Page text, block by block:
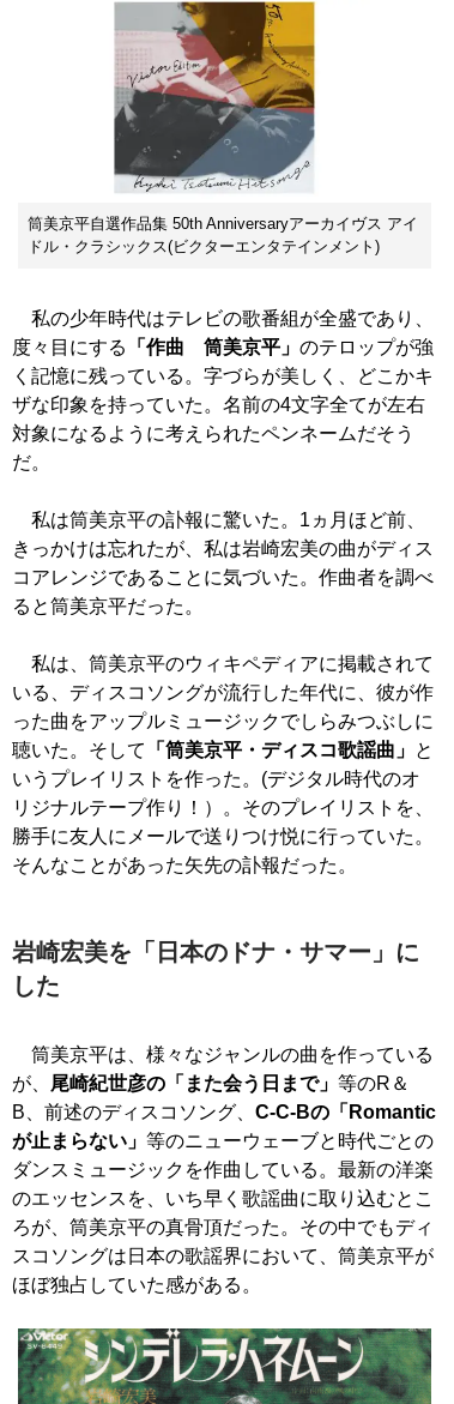
筒美京平自選作品集 50th Anniversaryアーカイヴス アイ
ドル・クラシックス(ビクターエンタテインメント)
私の少年時代はテレビの歌番組が全盛であり、
度々目にする
「作曲 筒美京平」 のテロップが強
く記憶に残っている。字づらが美しく、どこかキ
ザな印象を持っていた。名前の4文字全てが左右
対象になるように考えられたペンネームだそう
だ。
私は筒美京平の訃報に驚いた。1ヵ月ほど前、
きっかけは忘れたが、私は岩崎宏美の曲がディス
コアレンジであることに気づいた。作曲者を調べ
ると筒美京平だった。
私は、筒美京平のウィキペディアに掲載されて
いる、ディスコソングが流行した年代に、彼が作
った曲をアップルミュージックでしらみつぶしに
聴いた。そして
「筒美京平・ディスコ歌謡曲」 と
いうプレイリストを作った。(デジタル時代のオ
リジナルテープ作り！）。そのプレイリストを、
勝手に友人にメールで送りつけ悦に行っていた。
そんなことがあった矢先の訃報だった。
岩崎宏美を「日本のドナ・サマー」に
した
筒美京平は、様々なジャンルの曲を作っている
が、 尾崎紀世彦の「また会う日まで」 等のR＆
B、前述のディスコソング、 C-C-Bの「Romantic
が止まらない」 等のニューウェーブと時代ごとの
ダンスミュージックを作曲している。最新の洋楽
のエッセンスを、いち早く歌謡曲に取り込むとこ
ろが、筒美京平の真骨頂だった。その中でもディ
スコソングは日本の歌謡界において、筒美京平が
ほぼ独占していた感がある。